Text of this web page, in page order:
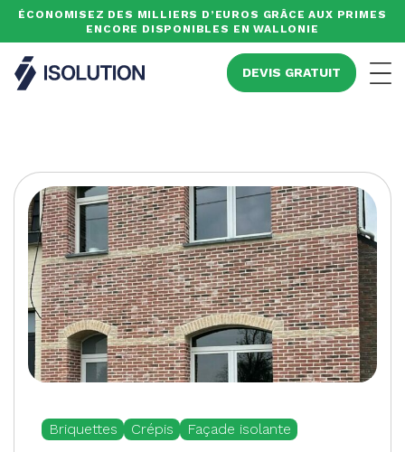
ÉCONOMISEZ DES MILLIERS D’EUROS GRÂCE AUX PRIMES
ENCORE DISPONIBLES EN WALLONIE
DEVIS GRATUIT
Briquettes Crépis Façade isolante